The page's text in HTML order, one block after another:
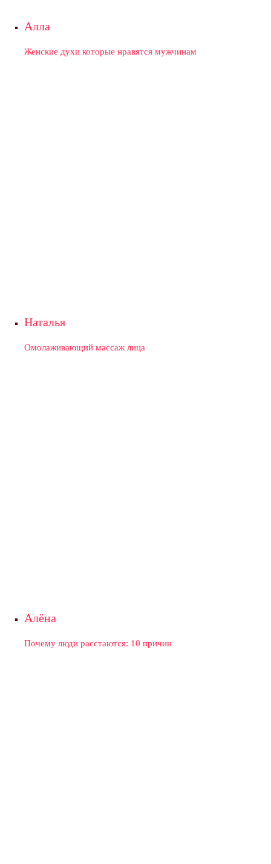
Алла
Женские духи которые нравятся мужчинам
Наталья
Омолаживающий массаж лица
Алёна
Почему люди расстаются: 10 причин